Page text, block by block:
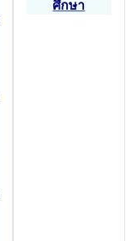
ศึกษา